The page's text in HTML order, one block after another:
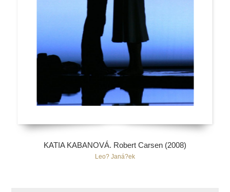
KATIA KABANOVÁ. Robert Carsen (2008)
Leo? Janá?ek